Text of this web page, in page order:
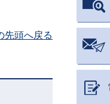
先頭へ戻る